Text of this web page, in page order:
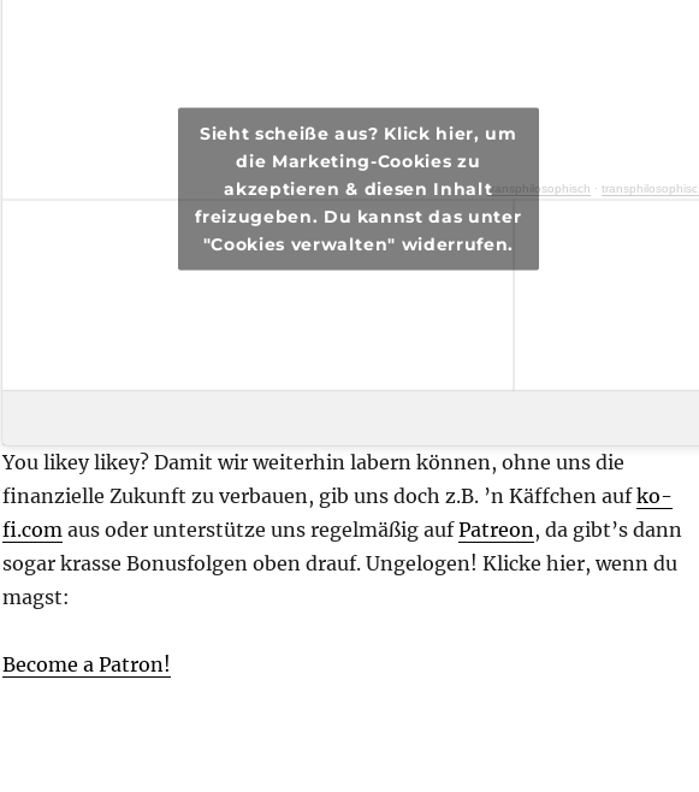
transphilosophisch ·transphilosophisch #46 – Post an Horst
Sieht scheiße aus? Klick hier, um
die Marketing-Cookies zu
akzeptieren & diesen Inhalt
freizugeben. Du kannst das unter
"Cookies verwalten" widerrufen.
You likey likey? Damit wir weiterhin labern können, ohne uns die
finanzielle Zukunft zu verbauen, gib uns doch z.B. ’n Käffchen aufko-
fi.com aus oder unterstütze uns regelmäßig aufPatreon , da gibt’s dann
sogar krasse Bonusfolgen oben drauf. Ungelogen! Klicke hier, wenn du
magst:
Become a Patron!